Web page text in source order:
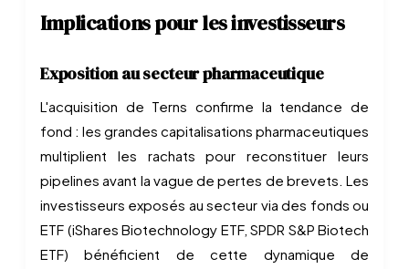
Implications pour les investisseurs
Exposition au secteur pharmaceutique
L'acquisition de Terns confirme la tendance de
fond : les grandes capitalisations pharmaceutiques
multiplient les rachats pour reconstituer leurs
pipelines avant la vague de pertes de brevets. Les
investisseurs exposés au secteur via des fonds ou
ETF (iShares Biotechnology ETF, SPDR S&P Biotech
ETF) bénéficient de cette dynamique de